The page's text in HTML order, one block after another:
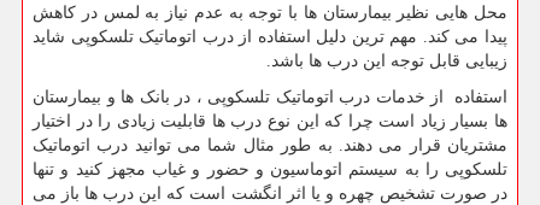
محل هایی نظیر بیمارستان ها با توجه به عدم نیاز به لمس در کاهش
پیدا می کند. مهم ترین دلیل استفاده از درب اتوماتیک تلسکوپی شاید
زیبایی قابل توجه این درب ها باشد.
استفاده از خدمات درب اتوماتیک تلسکوپی ، در بانک ها و بیمارستان
ها بسیار زیاد است چرا که این نوع درب ها قابلیت زیادی را در اختیار
مشتریان قرار می دهند. به طور مثال شما می توانید درب اتوماتیک
تلسکوپی را به سیستم اتوماسیون و حضور و غیاب مجهز کنید و تنها
در صورت تشخیص چهره و یا اثر انگشت است که این درب ها باز می